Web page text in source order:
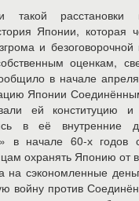
такой расстановки
Японии, которая
и безоговорочной
оценкам,
в начале апреля
Японии
ей конституцию и
в её внутренние
в начале 60-х годов
охранять Японию от
на сэкономленные
войну против